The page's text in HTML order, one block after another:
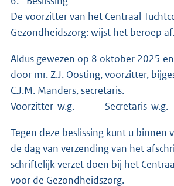
De voorzitter van het Centraal
Gezondheidszorg: wijst het beroep af.
Aldus gewezen op 8 oktober 2025
door mr. Z.J. Oosting, voorzitter,
C.J.M. Manders, secretaris.
Voorzitter w.g. Secretaris w.g.
Tegen deze beslissing kunt u binnen
de dag van verzending van het
schriftelijk verzet doen bij het
voor de Gezondheidszorg.